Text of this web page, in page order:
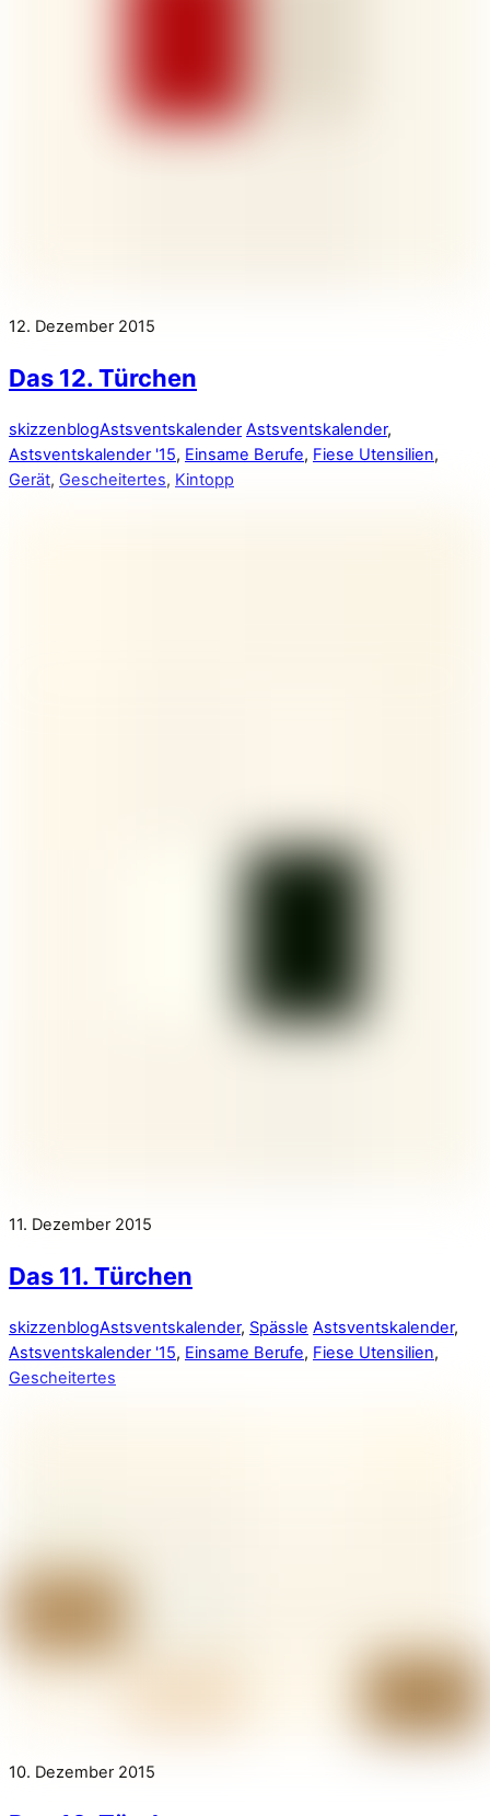
12. Dezember 2015
Das 12. Türchen
skizzenblogAstsventskalender Astsventskalender,
Astsventskalender '15, Einsame Berufe, Fiese Utensilien,
Gerät, Gescheitertes, Kintopp
11. Dezember 2015
Das 11. Türchen
skizzenblogAstsventskalender, Spässle Astsventskalender,
Astsventskalender '15, Einsame Berufe, Fiese Utensilien,
Gescheitertes
10. Dezember 2015